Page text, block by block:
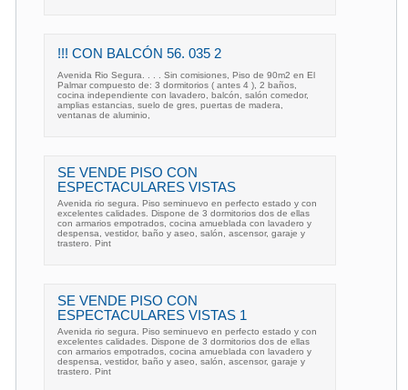
!!! CON BALCÓN 56. 035 2
Avenida Rio Segura. . . . Sin comisiones, Piso de 90m2 en El
Palmar compuesto de: 3 dormitorios ( antes 4 ), 2 baños,
cocina independiente con lavadero, balcón, salón comedor,
amplias estancias, suelo de gres, puertas de madera,
ventanas de aluminio,
SE VENDE PISO CON
ESPECTACULARES VISTAS
Avenida rio segura. Piso seminuevo en perfecto estado y con
excelentes calidades. Dispone de 3 dormitorios dos de ellas
con armarios empotrados, cocina amueblada con lavadero y
despensa, vestidor, baño y aseo, salón, ascensor, garaje y
trastero. Pint
SE VENDE PISO CON
ESPECTACULARES VISTAS 1
Avenida rio segura. Piso seminuevo en perfecto estado y con
excelentes calidades. Dispone de 3 dormitorios dos de ellas
con armarios empotrados, cocina amueblada con lavadero y
despensa, vestidor, baño y aseo, salón, ascensor, garaje y
trastero. Pint